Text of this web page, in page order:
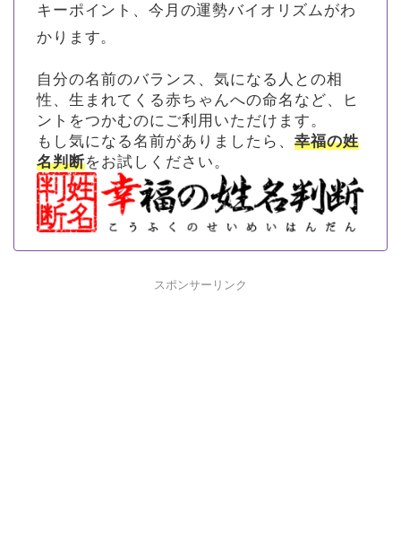
キーポイント、今月の運勢バイオリズムがわ
かります。
自分の名前のバランス、気になる人との相
性、生まれてくる赤ちゃんへの命名など、ヒ
ントをつかむのにご利用いただけます。
もし気になる名前がありましたら、 幸福の姓
名判断をお試しください。
スポンサーリンク